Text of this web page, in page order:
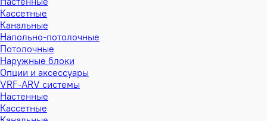
Кассетные
Канальные
Напольно-потолочные
Потолочные
Наружные блоки
Опции и аксессуары
VRF-ARV системы
Настенные
Кассетные